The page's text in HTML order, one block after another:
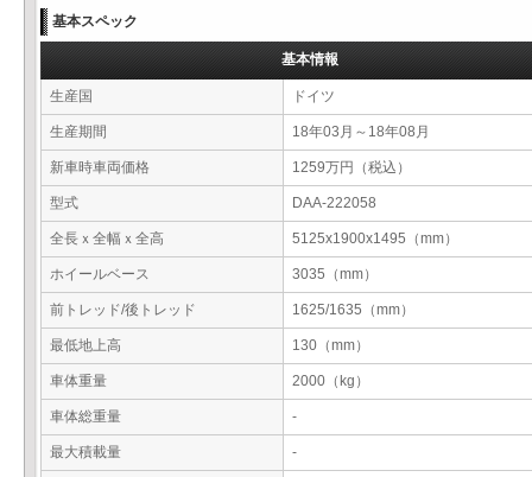
基本スペック
基本情報
生産国 ドイツ
生産期間 18年03月～18年08月
新車時車両価格 1259万円（税込）
型式 DAA-222058
全長ｘ全幅ｘ全高 5125x1900x1495（mm）
ホイールベース 3035（mm）
前トレッド/後トレッド 1625/1635（mm）
最低地上高 130（mm）
車体重量 2000（kg）
車体総重量 -
最大積載量 -